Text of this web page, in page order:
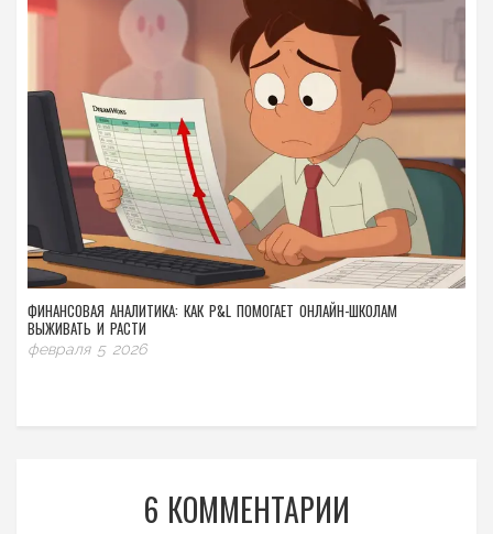
ФИНАНСОВАЯ АНАЛИТИКА: КАК P&L ПОМОГАЕТ ОНЛАЙН-ШКОЛАМ
ВЫЖИВАТЬ И РАСТИ
февраля 5 2026
6 КОММЕНТАРИИ